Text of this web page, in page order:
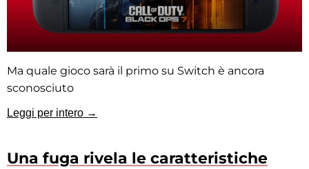
Ma quale gioco sarà il primo su Switch è ancora
sconosciuto
Leggi per intero →
Una fuga rivela le caratteristiche